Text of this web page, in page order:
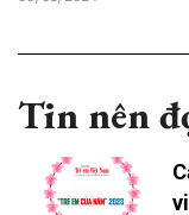
Tin nên